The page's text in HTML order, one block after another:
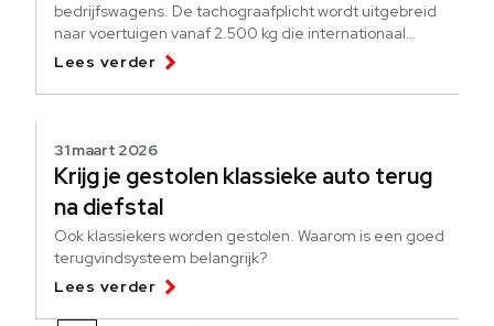
bedrijfswagens. De tachograafplicht wordt uitgebreid
naar voertuigen vanaf 2.500 kg die internationaal
goederen vervoeren.
Lees verder
31 maart 2026
Krijg je gestolen klassieke auto terug
na diefstal
Ook klassiekers worden gestolen. Waarom is een goed
terugvindsysteem belangrijk?
Lees verder